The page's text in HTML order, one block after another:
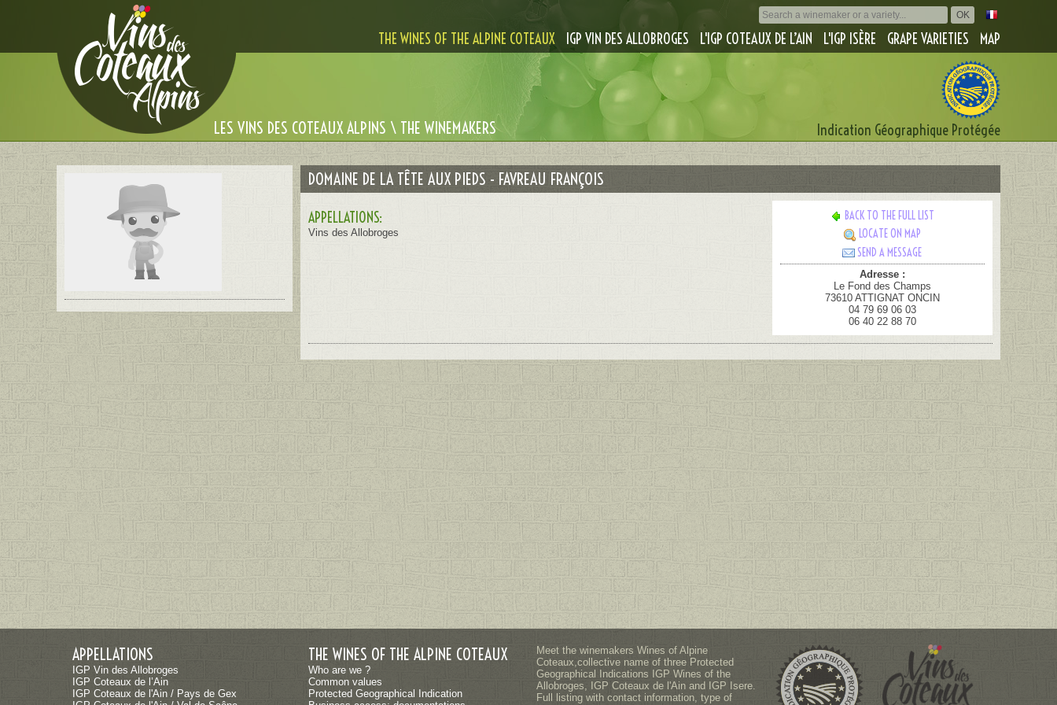
THE WINES OF THE ALPINE COTEAUX IGP VIN DES ALLOBROGES L'IGP COTEAUX DE L’AIN L'IGP ISÈRE GRAPE VARIETIES MAP
LES VINS DES COTEAUX ALPINS \ THE WINEMAKERS Indication Géographique Protégée
DOMAINE DE LA TÊTE AUX PIEDS - FAVREAU FRANÇOIS
APPELLATIONS:
Vins des Allobroges
BACK TO THE FULL LIST
LOCATE ON MAP
SEND A MESSAGE
Adresse :
Le Fond des Champs
73610 ATTIGNAT ONCIN
04 79 69 06 03
06 40 22 88 70
APPELLATIONS
IGP Vin des Allobroges
IGP Coteaux de l’Ain
IGP Coteaux de l'Ain / Pays de Gex
THE WINES OF THE ALPINE COTEAUX
Who are we ?
Common values
Protected Geographical Indication
Meet the winemakers Wines of Alpine
Coteaux,collective name of three Protected
Geographical Indications IGP Wines of the
Allobroges, IGP Coteaux de l'Ain and IGP Isere.
Full listing with contact information, type of